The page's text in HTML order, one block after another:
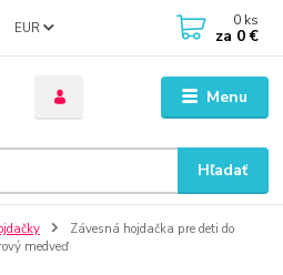
Menu
EUR
Hľadať
0 ks
za 0 €
Závesná hojdačka pre deti do
medveď